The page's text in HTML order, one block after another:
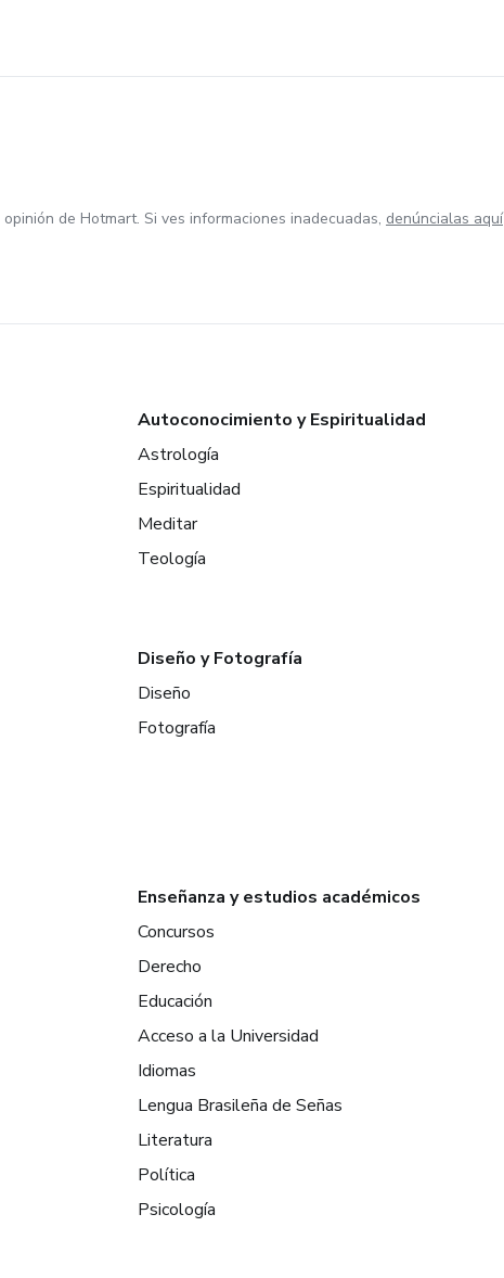
de Hotmart. Si ves informaciones inadecuadas, denúncialas aquí
Autoconocimiento y Espiritualidad
Astrología
Espiritualidad
Meditar
Teología
Diseño y Fotografía
Diseño
Fotografía
Enseñanza y estudios académicos
Concursos
Derecho
Educación
Acceso a la Universidad
Idiomas
Lengua Brasileña de Señas
Literatura
Política
Psicología